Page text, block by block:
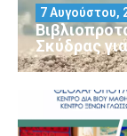
Σκύδρας
7 Αυγούστου,